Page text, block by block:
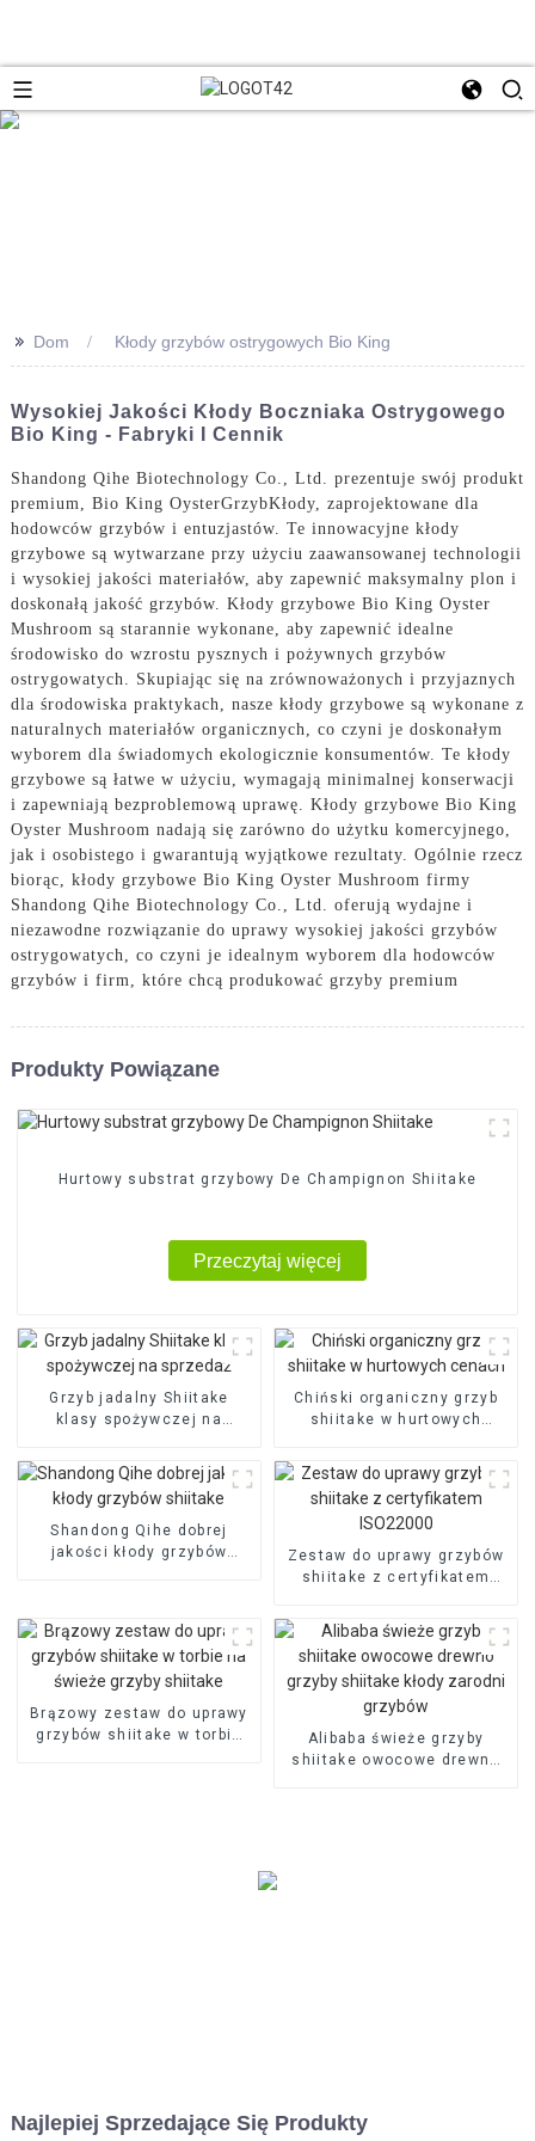
>> Dom Kłody grzybów ostrygowych Bio King
Wysokiej Jakości Kłody Boczniaka Ostrygowego
Bio King - Fabryki I Cennik
Shandong Qihe Biotechnology Co., Ltd. prezentuje swój produkt
premium, Bio King OysterGrzybKłody, zaprojektowane dla
hodowców grzybów i entuzjastów. Te innowacyjne kłody
grzybowe są wytwarzane przy użyciu zaawansowanej technologii
i wysokiej jakości materiałów, aby zapewnić maksymalny plon i
doskonałą jakość grzybów. Kłody grzybowe Bio King Oyster
Mushroom są starannie wykonane, aby zapewnić idealne
środowisko do wzrostu pysznych i pożywnych grzybów
ostrygowatych. Skupiając się na zrównoważonych i przyjaznych
dla środowiska praktykach, nasze kłody grzybowe są wykonane z
naturalnych materiałów organicznych, co czyni je doskonałym
wyborem dla świadomych ekologicznie konsumentów. Te kłody
grzybowe są łatwe w użyciu, wymagają minimalnej konserwacji
i zapewniają bezproblemową uprawę. Kłody grzybowe Bio King
Oyster Mushroom nadają się zarówno do użytku komercyjnego,
jak i osobistego i gwarantują wyjątkowe rezultaty. Ogólnie rzecz
biorąc, kłody grzybowe Bio King Oyster Mushroom firmy
Shandong Qihe Biotechnology Co., Ltd. oferują wydajne i
niezawodne rozwiązanie do uprawy wysokiej jakości grzybów
ostrygowatych, co czyni je idealnym wyborem dla hodowców
grzybów i firm, które chcą produkować grzyby premium
Produkty Powiązane
Hurtowy substrat grzybowy De Champignon Shiitake
Przeczytaj więcej
Grzyb jadalny Shiitake
klasy spożywczej na
Chiński organiczny grzyb
shiitake w hurtowych
Shandong Qihe dobrej
jakości kłody grzybów
Zestaw do uprawy grzybów
shiitake z certyfikatem
Brązowy zestaw do uprawy
grzybów shiitake w torbie
Alibaba świeże grzyby
shiitake owocowe drewno
Najlepiej Sprzedające Się Produkty